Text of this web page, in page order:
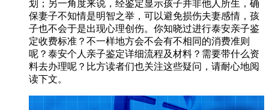
划；另一角度来说，经鉴定显示孩子并非他人所生，确
保妻子不知情是明智之举，可以避免损伤夫妻感情，孩
子也不会于是出现心理创伤。你知晓过进行泰安亲子鉴
定收费标准？不一样地方会不会有不相同的消费准则
呢？泰安个人亲子鉴定详细流程及材料？需要带什么资
料去办理呢？比方读者们也关注这些疑问，请耐心地阅
读下文。